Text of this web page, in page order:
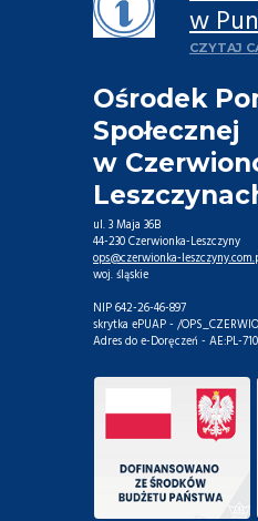
Ośrodek
Społecznej
w
ul. 3 Maja 36B
44-230 Czerwionka-Leszczyny
ops@czerwionka-
woj. śląskie
NIP 642-26-46-897
skrytka ePUAP - /
Adres do e-Doręczeń - AE:PL-
w
2026
CZYTAJ